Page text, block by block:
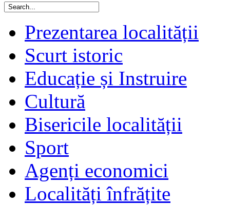
Prezentarea localității
Scurt istoric
Educație și Instruire
Cultură
Bisericile localității
Sport
Agenți economici
Localități înfrățite